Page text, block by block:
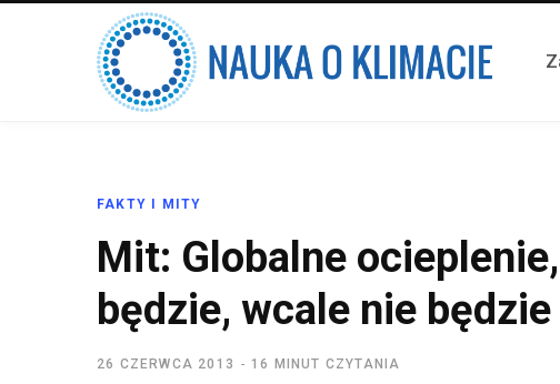
FAKTY I MITY
Mit: Globalne
będzie, wcale nie będzie
26 CZERWCA 2013 16 MINUT CZYTANIA